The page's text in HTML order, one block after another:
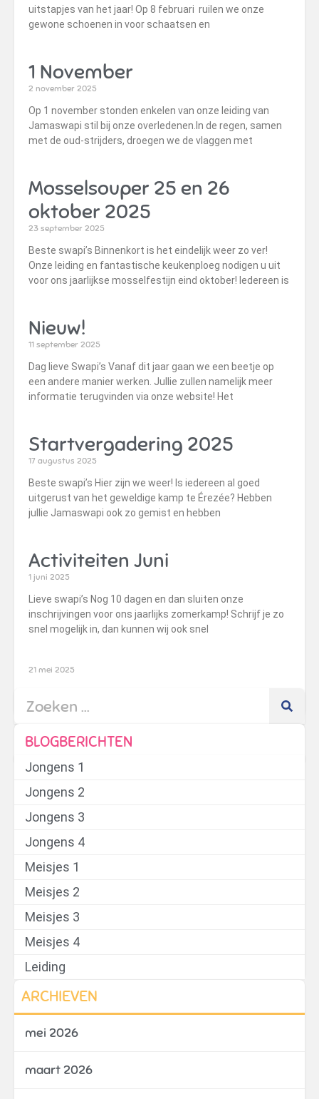
uitstapjes van het jaar! Op 8 februari ruilen we onze
gewone schoenen in voor schaatsen en
1 November
2 november 2025
Op 1 november stonden enkelen van onze leiding van
Jamaswapi stil bij onze overledenen.In de regen, samen
met de oud-strijders, droegen we de vlaggen met
Mosselsouper 25 en 26
oktober 2025
23 september 2025
Beste swapi’s Binnenkort is het eindelijk weer zo ver!
Onze leiding en fantastische keukenploeg nodigen u uit
voor ons jaarlijkse mosselfestijn eind oktober! Iedereen is
Nieuw!
11 september 2025
Dag lieve Swapi’s Vanaf dit jaar gaan we een beetje op
een andere manier werken. Jullie zullen namelijk meer
informatie terugvinden via onze website! Het
Startvergadering 2025
17 augustus 2025
Beste swapi’s Hier zijn we weer! Is iedereen al goed
uitgerust van het geweldige kamp te Érezée? Hebben
jullie Jamaswapi ook zo gemist en hebben
Activiteiten Juni
1 juni 2025
Lieve swapi’s Nog 10 dagen en dan sluiten onze
inschrijvingen voor ons jaarlijks zomerkamp! Schrijf je zo
snel mogelijk in, dan kunnen wij ook snel
21 mei 2025
BLOGBERICHTEN
Jongens 1
Jongens 2
Jongens 3
Jongens 4
Meisjes 1
Meisjes 2
Meisjes 3
Meisjes 4
Leiding
ARCHIEVEN
mei 2026
maart 2026